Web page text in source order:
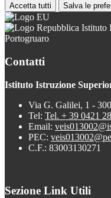
Accetta tutti Salva le
Istituto
Portogruaro
Contatti
Istituto Istruzione
Via G. Galilei, 1 -
Tel: Tel. + 39 0421
Email:
PEC:
C.F.: 83003130271
Sezione Link Utili